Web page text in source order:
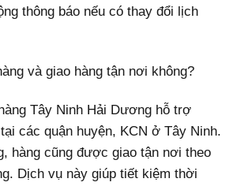
thông báo nếu có thay đổi lịch
và giao hàng tận nơi không?
Tây Ninh Hải Dương hỗ trợ
các quận huyện, KCN ở Tây Ninh.
hàng cũng được giao tận nơi theo
Dịch vụ này giúp tiết kiệm thời